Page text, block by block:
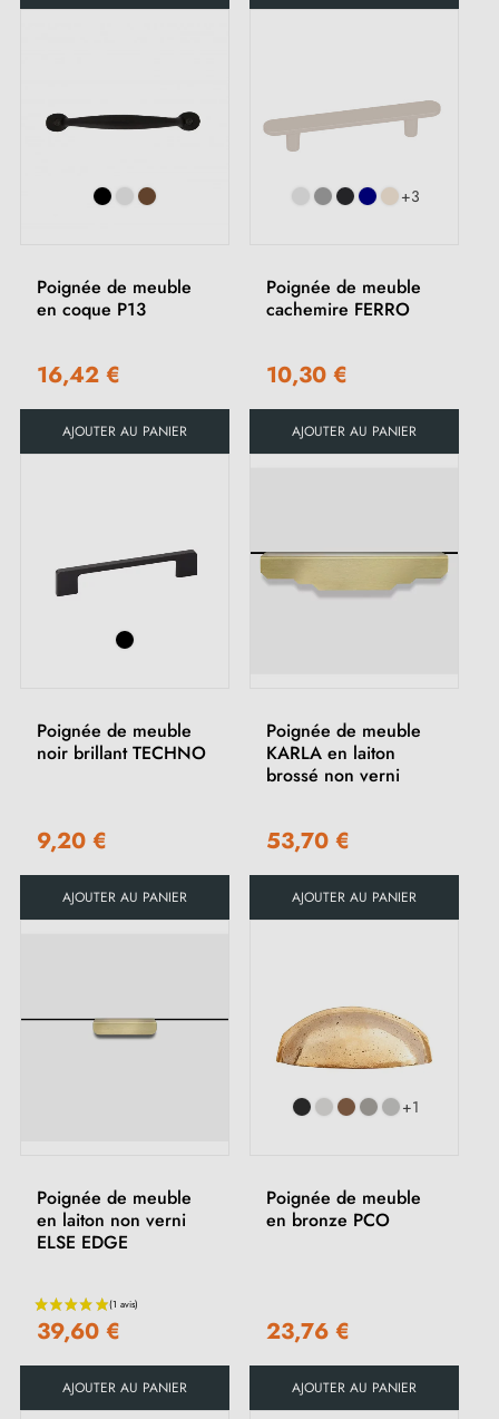
Poignée de meuble
en coque P13
16,42 €
AJOUTER AU PANIER
+3
Poignée de meuble
cachemire FERRO
10,30 €
AJOUTER AU PANIER
Poignée de meuble
noir brillant TECHNO
9,20 €
AJOUTER AU PANIER
Poignée de meuble
KARLA en laiton
brossé non verni
53,70 €
AJOUTER AU PANIER
Poignée de meuble
en laiton non verni
ELSE EDGE
39,60 €
AJOUTER AU PANIER
+1
Poignée de meuble
en bronze PCO
23,76 €
AJOUTER AU PANIER